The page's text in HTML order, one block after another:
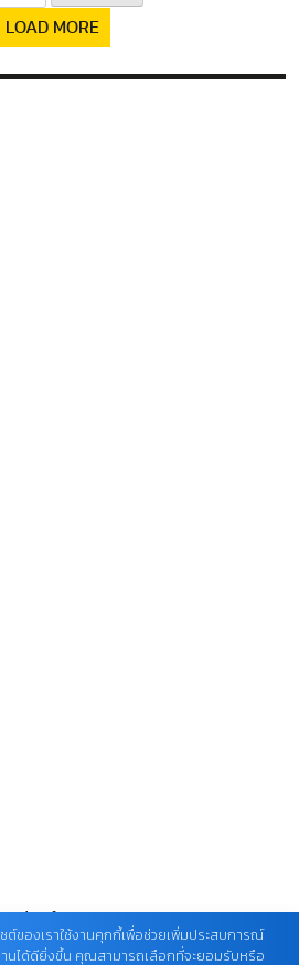
LOAD MORE
นทีฟ จำกัด
ร์เปอเรชั่นส์ จำกัด (มหาชน)
ซต์ของเราใช้งานคุกกี้เพื่อช่วยเพิ่มประสบการณ์
านได้ดียิ่งขึ้น คุณสามารถเลือกที่จะยอมรับหรือ